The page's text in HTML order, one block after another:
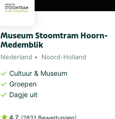
Museum Stoomtram Hoorn-
Medemblik
Nederland Noord-Holland
Cultuur & Museum
Groepen
Dagje uit
4.7 ( )